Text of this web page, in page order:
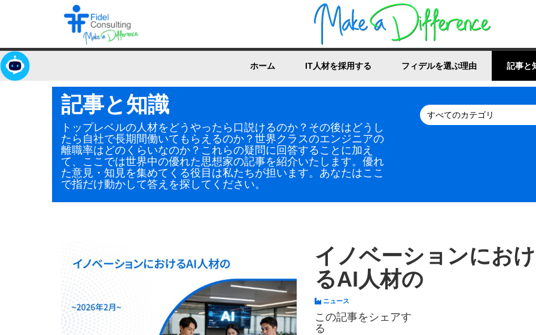
ホーム IT人材を採用する フィデルを選ぶ理由 記事と
記事と知識
トップレベルの人材をどうやったら口説けるのか？その後はどうし
たら自社で長期間働いてもらえるのか？世界クラスのエンジニアの
離職率はどのくらいなのか？これらの疑問に回答することに加え
て、ここでは世界中の優れた思想家の記事を紹介いたします。優れ
た意見・知見を集めてくる役目は私たちが担います。あなたはここ
で指だけ動かして答えを探してください。
イノベーションにおけ
るAI人材の
ニュース
この記事をシェアす
る